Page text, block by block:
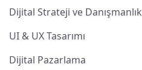
Dijital Strateji ve Danışmanlık
UI & UX Tasarımı
Dijital Pazarlama